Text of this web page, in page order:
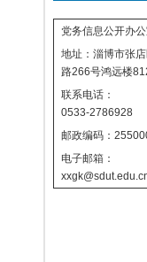
党务信息公开办
地址：淄博市张
路266号鸿远楼
联系电话：
0533-2786928
邮政编码：
电子邮箱：